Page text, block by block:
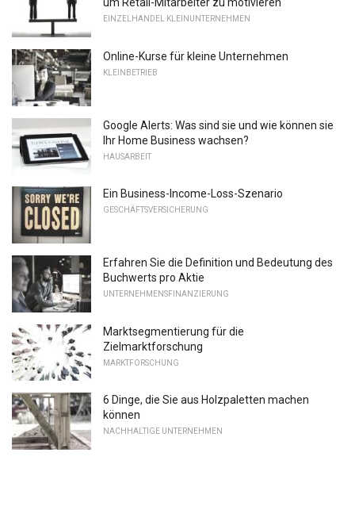
um Retail-Mitarbeiter zu motivieren
EINZELHANDEL KLEINUNTERNEHMEN
Online-Kurse für kleine Unternehmen
KLEINBETRIEB
Google Alerts: Was sind sie und wie können sie
Ihr Home Business wachsen?
HAUSARBEIT
Ein Business-Income-Loss-Szenario
GESCHÄFTSVERSICHERUNG
Erfahren Sie die Definition und Bedeutung des
Buchwerts pro Aktie
UNTERNEHMENSFINANZIERUNG
Marktsegmentierung für die
Zielmarktforschung
MARKTFORSCHUNG
6 Dinge, die Sie aus Holzpaletten machen
können
NACHHALTIGE UNTERNEHMEN